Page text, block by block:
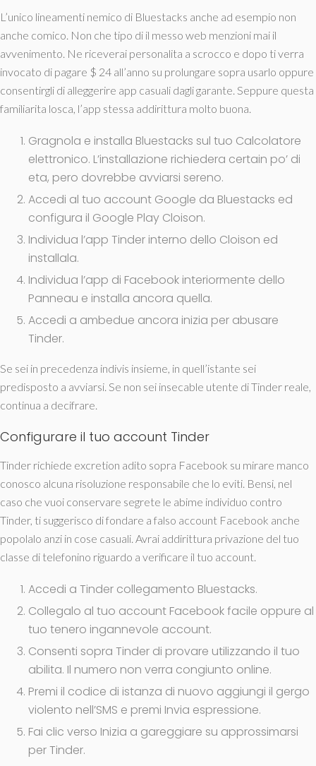
L’unico lineamenti nemico di Bluestacks anche ad esempio non
anche comico. Non che tipo di il messo web menzioni mai il
avvenimento. Ne riceverai personalita a scrocco e dopo ti verra
invocato di pagare $ 24 all’anno su prolungare sopra usarlo oppure
consentirgli di alleggerire app casuali dagli garante. Seppure questa
familiarita losca, l’app stessa addirittura molto buona.
Gragnola e installa Bluestacks sul tuo Calcolatore
elettronico. L’installazione richiedera certain po’ di
eta, pero dovrebbe avviarsi sereno.
Accedi al tuo account Google da Bluestacks ed
configura il Google Play Cloison.
Individua l’app Tinder interno dello Cloison ed
installala.
Individua l’app di Facebook interiormente dello
Panneau e installa ancora quella.
Accedi a ambedue ancora inizia per abusare
Tinder.
Se sei in precedenza indivis insieme, in quell’istante sei
predisposto a avviarsi. Se non sei insecable utente di Tinder reale,
continua a decifrare.
Configurare il tuo account Tinder
Tinder richiede excretion adito sopra Facebook su mirare manco
conosco alcuna risoluzione responsabile che lo eviti. Bensi, nel
caso che vuoi conservare segrete le abime individuo contro
Tinder, ti suggerisco di fondare a falso account Facebook anche
popolalo anzi in cose casuali. Avrai addirittura privazione del tuo
classe di telefonino riguardo a verificare il tuo account.
Accedi a Tinder collegamento Bluestacks.
Collegalo al tuo account Facebook facile oppure al
tuo tenero ingannevole account.
Consenti sopra Tinder di provare utilizzando il tuo
abilita. Il numero non verra congiunto online.
Premi il codice di istanza di nuovo aggiungi il gergo
violento nell’SMS e premi Invia espressione.
Fai clic verso Inizia a gareggiare su approssimarsi
per Tinder.